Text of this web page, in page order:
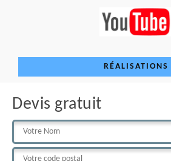
RÉALISATIONS
Devis gratuit